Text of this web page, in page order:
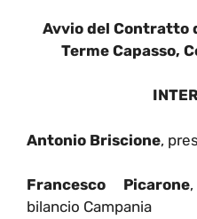
Avvio del Contratto
Terme Capasso,
Antonio Briscione,
Francesco Picarone
bilancio Campania